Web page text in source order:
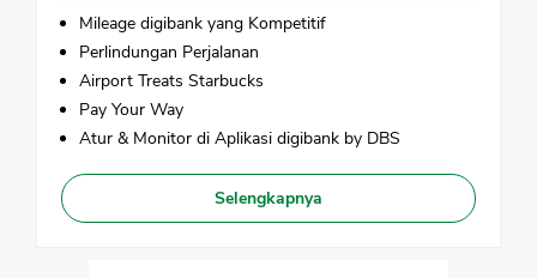
Mileage digibank yang Kompetitif
Perlindungan Perjalanan
Airport Treats Starbucks
Pay Your Way
Atur & Monitor di Aplikasi digibank by DBS
Selengkapnya